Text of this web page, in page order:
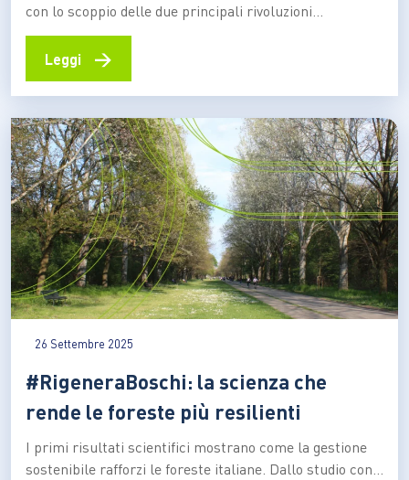
con lo scoppio delle due principali rivoluzioni
industriali, da due secoli a questa parte la biodiversità
mondiale si è ritrovata ad accelerare il passo del
secondo ritmi per lo più proibitivi per la maggior parte
delle specie.…
Leggi →
26 Settembre 2025
#RigeneraBoschi: la scienza che
rende le foreste più resilienti
I primi risultati scientifici mostrano come la gestione
sostenibile rafforzi le foreste italiane. Dallo studio con